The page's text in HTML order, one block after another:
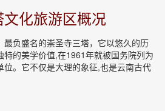
化旅游区概况
负盛名的崇圣寺三塔，它以悠久的历
特的美学价值,在1961年就被国务院列为
位。它不仅是大理的象征,也是云南古代